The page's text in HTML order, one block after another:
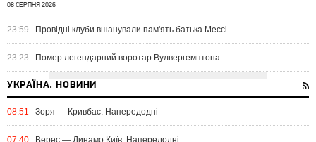
08 СЕРПНЯ 2026
23:59 Провідні клуби вшанували пам'ять батька Мессі
23:23 Помер легендарний воротар Вулвергемптона
УКРАЇНА. НОВИНИ
08:51 Зоря — Кривбас. Напередодні
07:40 Верес — Динамо Київ. Напередодні